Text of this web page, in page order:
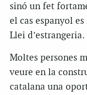
sinó un fet
el cas espanyol
Llei d’estrangeria.
Moltes persones
veure en la
catalana una